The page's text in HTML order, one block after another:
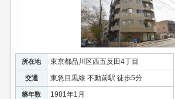
所在地 東京都品川区西五反田4丁目
交通 東急目黒線 不動前駅 徒歩5分
築年数 1981年1月